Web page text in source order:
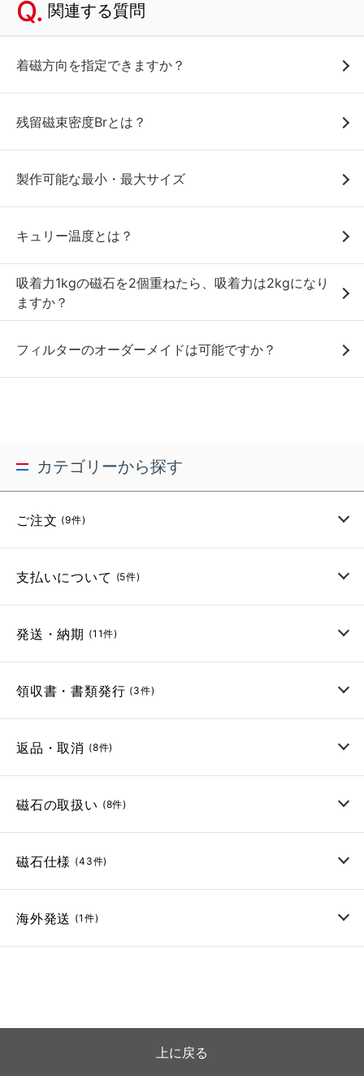
関連する質問
着磁方向を指定できますか？
残留磁束密度Brとは？
製作可能な最小・最大サイズ
キュリー温度とは？
吸着力1kgの磁石を2個重ねたら、吸着力は2kgになり
ますか？
フィルターのオーダーメイドは可能ですか？
カテゴリーから探す
ご注文 (9件)
支払いについて (5件)
発送・納期 (11件)
領収書・書類発行 (3件)
返品・取消 (8件)
磁石の取扱い (8件)
磁石仕様 (43件)
海外発送 (1件)
上に戻る